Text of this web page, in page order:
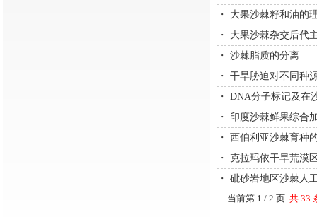
・ 大果沙棘籽和油的
・ 大果沙棘杂交后代
・ 沙棘脂质的分离
・ 干旱胁迫对不同种
・ DNA分子标记及在
・ 印度沙棘鲜果综合
・ 西伯利亚沙棘育种
・ 克拉玛依干旱荒漠
・ 砒砂岩地区沙棘人
当前第 1 / 2 页 共 33